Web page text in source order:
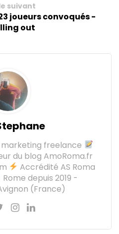
suivant
joueurs convoqués -
out
freelance
du blog AmoRoma.fr
Accrédité AS Roma
Rome depuis 2019 -
(France)